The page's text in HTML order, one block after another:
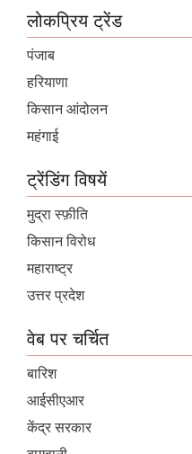
लोकप्रिय ट्रेंड
पंजाब
हरियाणा
किसान आंदोलन
महंगाई
ट्रेंडिंग विषयें
मुद्रा स्फ़ीति
किसान विरोध
महाराष्ट्र
उत्तर प्रदेश
वेब पर चर्चित
बारिश
आईसीएआर
केंद्र सरकार